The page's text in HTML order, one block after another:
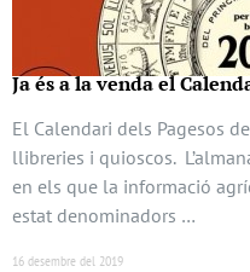
Ja és a la venda el
El Calendari dels Pagesos
llibreries i quioscos.
en els que la informació
estat denominadors …
16 desembre del 2019